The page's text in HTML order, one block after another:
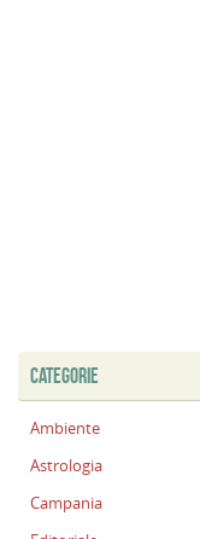
CATEGORIE
Ambiente
Astrologia
Campania